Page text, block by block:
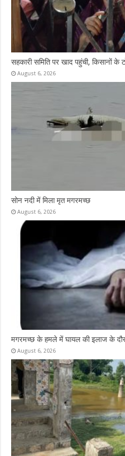
सहकारी समिति पर खाद पहुंची, किसानों
August 6, 2026
सोन नदी में मिला मृत मगरमच्छ
August 6, 2026
मगरमच्छ के हमले में घायल की इलाज के
August 6, 2026